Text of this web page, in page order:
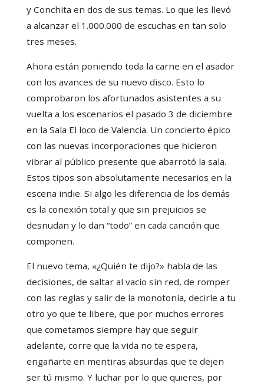
y Conchita en dos de sus temas. Lo que les llevó
a alcanzar el 1.000.000 de escuchas en tan solo
tres meses.
Ahora están poniendo toda la carne en el asador
con los avances de su nuevo disco. Esto lo
comprobaron los afortunados asistentes a su
vuelta a los escenarios el pasado 3 de diciembre
en la Sala El loco de Valencia. Un concierto épico
con las nuevas incorporaciones que hicieron
vibrar al público presente que abarrotó la sala.
Estos tipos son absolutamente necesarios en la
escena indie. Si algo les diferencia de los demás
es la conexión total y que sin prejuicios se
desnudan y lo dan “todo” en cada canción que
componen.
El nuevo tema, «¿Quién te dijo?» habla de las
decisiones, de saltar al vacío sin red, de romper
con las reglas y salir de la monotonía, decirle a tu
otro yo que te libere, que por muchos errores
que cometamos siempre hay que seguir
adelante, corre que la vida no te espera,
engañarte en mentiras absurdas que te dejen
ser tú mismo. Y luchar por lo que quieres, por